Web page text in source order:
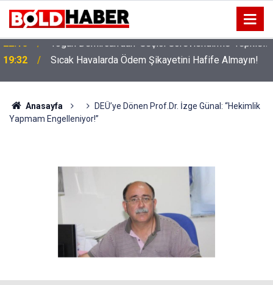
19:32 Sıcak Havalarda Ödem Şikayetini Hafife Almayın!
Anasayfa
DEÜ’ye Dönen Prof.Dr. İzge Günal: “Hekimlik
Yapmam Engelleniyor!”